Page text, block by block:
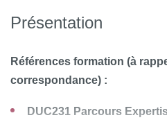
Présentation
Références formation (à
correspondance) :
DUC231 Parcours